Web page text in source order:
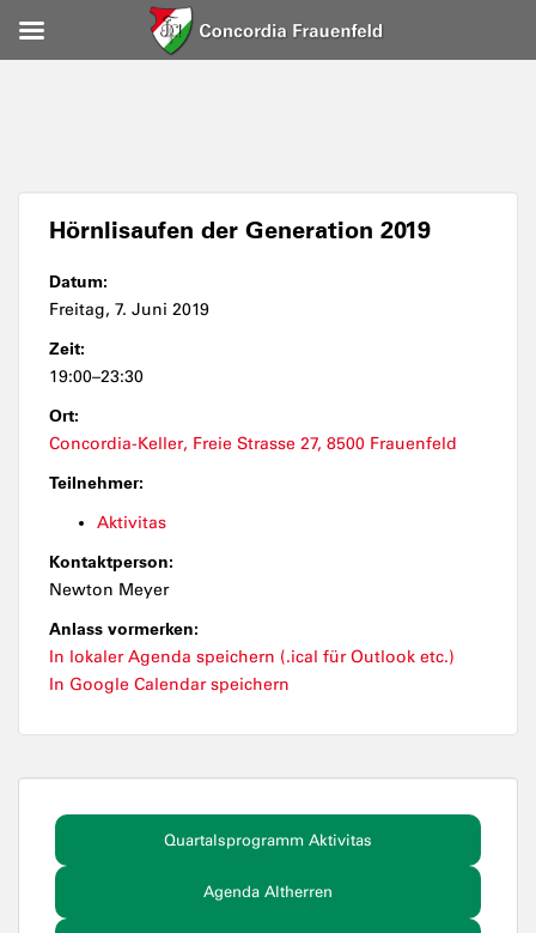
Hörnlisaufen der Generation 2019
Datum:
Freitag, 7. Juni 2019
Zeit:
19:00–23:30
Ort:
Concordia-Keller, Freie Strasse 27, 8500 Frauenfeld
Teilnehmer:
Aktivitas
Kontaktperson:
Newton Meyer
Anlass vormerken:
In lokaler Agenda speichern (.ical für Outlook etc.)
In Google Calendar speichern
Quartalsprogramm Aktivitas
Agenda Altherren